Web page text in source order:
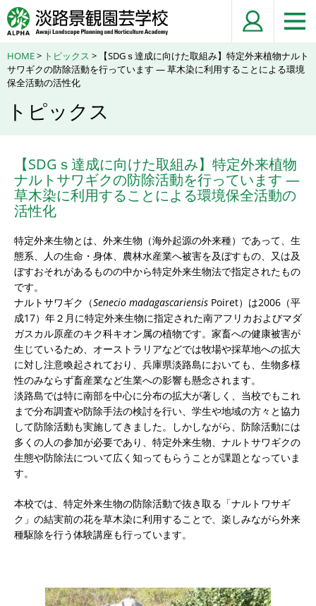
HOME> トピックス > 【SDGｓ達成に向けた取組み】特定外来植物ナルト
サワギクの防除活動を行っています ― 草木染に利用することによる環境
保全活動の活性化
トピックス
【SDGｓ達成に向けた取組み】特定外来植物
ナルトサワギクの防除活動を行っています ―
草木染に利用することによる環境保全活動の
活性化
特定外来生物とは、外来生物（海外起源の外来種）であって、生
態系、人の生命・身体、農林水産業へ被害を及ぼすもの、又は及
ぼすおそれがあるものの中から特定外来生物法で指定されたもの
です。
ナルトサワギク（Senecio madagascariensis Poiret）は2006（平
成17）年２月に特定外来生物に指定された南アフリカおよびマダ
ガスカル原産のキク科キオン属の植物です。家畜への健康被害が
生じているため、オーストラリアなどでは牧場や採草地への拡大
に対し注意喚起されており、兵庫県淡路島においても、生物多様
性のみならず畜産業など生業への影響も懸念されます。
淡路島では特に南部を中心に分布の拡大が著しく、当校でもこれ
まで分布調査や防除手法の検討を行い、学生や地域の方々と協力
して防除活動も実施してきました。しかしながら、防除活動には
多くの人の参加が必要であり、特定外来生物、ナルトサワギクの
生態や防除法について広く知ってもらうことが課題となっていま
す。
本校では、特定外来生物の防除活動で抜き取る「ナルトワサギ
ク」の結実前の花を草木染に利用することで、楽しみながら外来
種駆除を行う体験講座も行っています。